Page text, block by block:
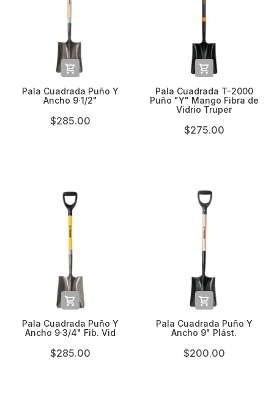

Pala Cuadrada Puño Y
Ancho 9·1/2"
$285.00

Pala Cuadrada T-2000
Puño "Y" Mango Fibra de
Vidrio Truper
$275.00

Pala Cuadrada Puño Y
Ancho 9·3/4" Fib. Vid
$285.00

Pala Cuadrada Puño Y
Ancho 9" Plást.
$200.00